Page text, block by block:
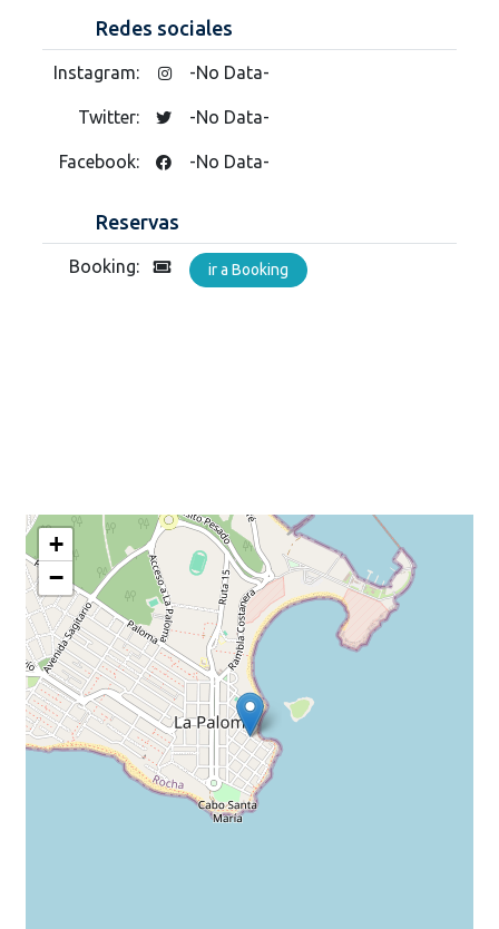
Redes sociales
Instagram: -No Data-
Twitter: -No Data-
Facebook: -No Data-
Reservas
Booking: ir a Booking
+
−